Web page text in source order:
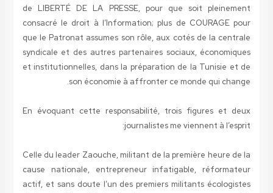
de LIBERTÉ DE LA PRESSE, pour que soit pleinement
consacré le droit à l’Information; plus de COURAGE pour
que le Patronat assumes son rôle, aux cotés de la centrale
syndicale et des autres partenaires sociaux, économiques
et institutionnelles, dans la préparation de la Tunisie et de
son économie à affronter ce monde qui change.
En évoquant cette responsabilité, trois figures et deux
journalistes me viennent à l’esprit:
Celle du leader Zaouche, militant de la première heure de la
cause nationale, entrepreneur infatigable, réformateur
actif, et sans doute l’un des premiers militants écologistes